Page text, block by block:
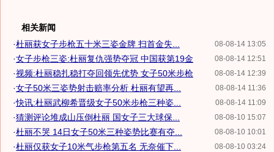
相关新闻
08-08-14 13:05
·杜丽获女子步枪五十米三姿金牌 扫首金失...
08-08-14 12:51
·女子步枪三姿:杜丽复仇强势夺冠 中国获第19金
08-08-14 12:39
·视频:杜丽稳扎稳打夺回领先优势 女子50米步枪
08-08-14 11:36
·女子50米三姿势射击赔率分析 杜丽有望再...
08-08-14 11:09
·快讯:杜丽武柳希晋级女子50米步枪三种姿...
08-08-10 15:07
·猜测评论堆成山压倒杜丽 国女子三大球保...
08-08-10 10:01
·杜丽不哭 14日女子50米三种姿势比赛有夺...
08-08-10 03:24
·杜丽仅获女子10米气步枪第五名 无奈催下...